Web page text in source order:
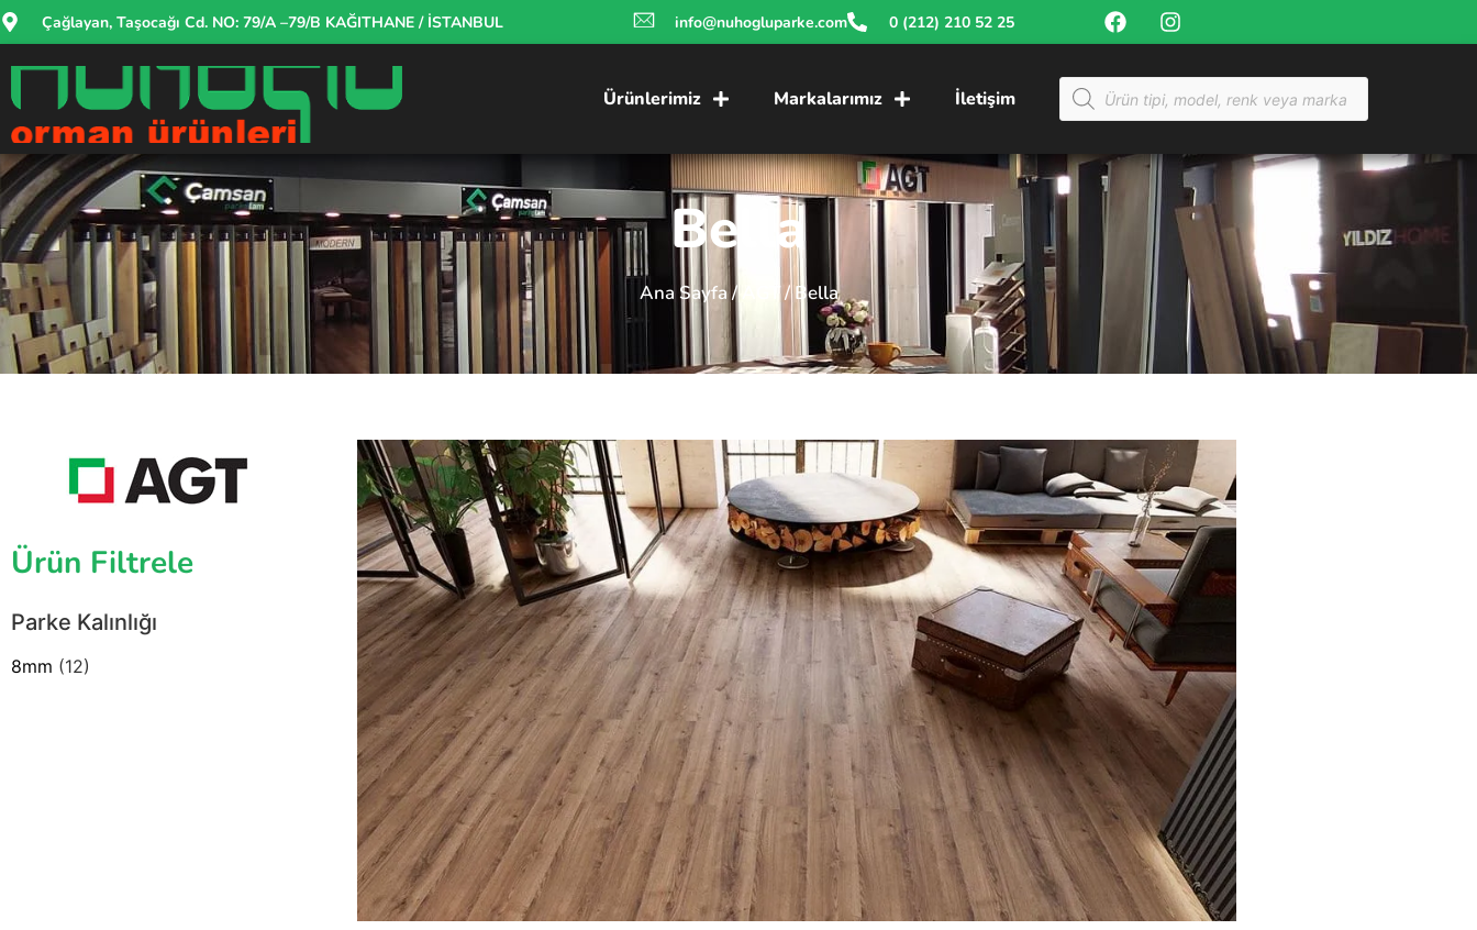
Çağlayan, Taşocağı Cd. NO: 79/A –79/B KAĞITHANE / İSTANBUL info@nuhogluparke.com 0 (212) 210 52 25
Ürünlerimiz Markalarımız İletişim
Bella
Ana Sayfa/ AGT/ Bella
Ürün Filtrele
Parke Kalınlığı
8mm (12)